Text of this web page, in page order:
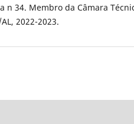
n 34. Membro da Câmara
2022-2023.